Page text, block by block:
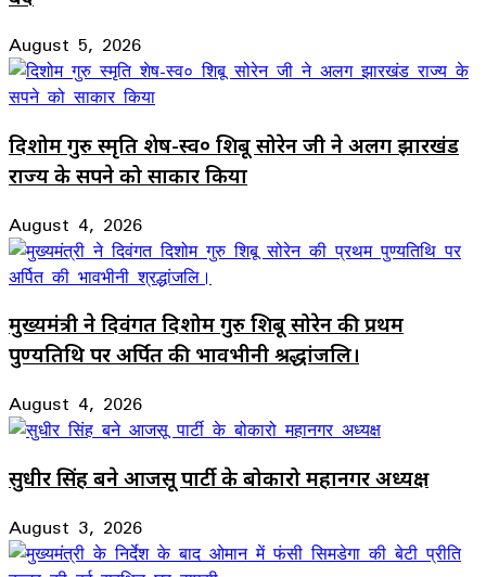
August 5, 2026
दिशोम गुरु स्मृति शेष-स्व० शिबू सोरेन जी ने अलग झारखंड
राज्य के सपने को साकार किया
August 4, 2026
मुख्यमंत्री ने दिवंगत दिशोम गुरु शिबू सोरेन की प्रथम
पुण्यतिथि पर अर्पित की भावभीनी श्रद्धांजलि।
August 4, 2026
सुधीर सिंह बने आजसू पार्टी के बोकारो महानगर अध्यक्ष
August 3, 2026